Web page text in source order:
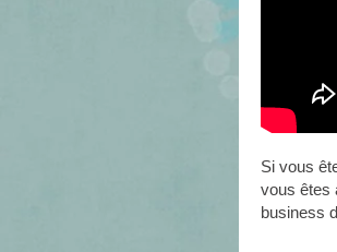
Si vous
vous êtes
business